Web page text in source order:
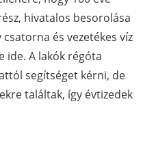
hivatalos besorolása
és vezetékes víz
ide. A lakók régóta
segítséget kérni, de
találtak, így évtizedek